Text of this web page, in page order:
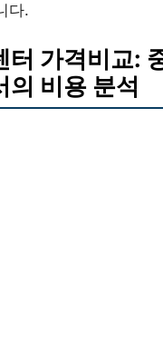
다.
터 가격비교:
의 비용 분석